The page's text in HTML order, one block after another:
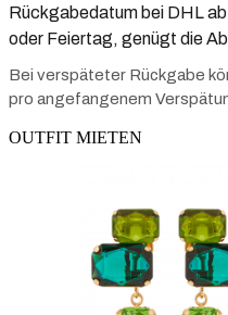
Rückgabedatum bei DHL
oder Feiertag, genügt die
Bei verspäteter Rückgabe
pro angefangenem
OUTFIT MIETEN